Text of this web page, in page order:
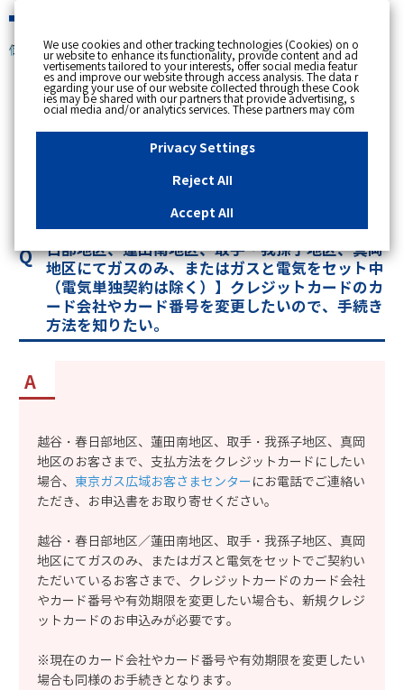
個人のお客さま
[ トップへ戻る ]
カテゴリー表示
更新日時 : 2026/06/29 14:31
【越谷・春日部地区、蓮田南地区、取手・我孫子
地区、真岡地区】支払方法をクレジットカードに
したいので、手続き方法を知りたい。【越谷・春
日部地区、蓮田南地区、取手・我孫子地区、真岡
地区にてガスのみ、またはガスと電気をセット中
（電気単独契約は除く）】クレジットカードのカ
ード会社やカード番号を変更したいので、手続き
方法を知りたい。
越谷・春日部地区、蓮田南地区、取手・我孫子地区、真岡
地区のお客さまで、支払方法をクレジットカードにしたい
場合、 東京ガス広域お客さまセンター にお電話でご連絡い
ただき、お申込書をお取り寄せください。
越谷・春日部地区／蓮田南地区、取手・我孫子地区、真岡
地区にてガスのみ、またはガスと電気をセットでご契約い
ただいているお客さまで、クレジットカードのカード会社
やカード番号や有効期限を変更したい場合も、新規クレジ
ットカードのお申込みが必要です。
※現在のカード会社やカード番号や有効期限を変更したい
場合も同様のお手続きとなります。
We use cookies and other tracking technologies (Cookies) on o
ur website to enhance its functionality, provide content and ad
vertisements tailored to your interests, offer social media featur
es and improve our website through access analysis. The data r
egarding your use of our website collected through these Cook
ies may be shared with our partners that provide advertising, s
ocial media and/or analytics services. These partners may com
bine the data shared by us with other data that you have provi
ded to them or that they have collected from your use of their s
ervices or other websites to analyse and optimise advertisemen
ts delivered to you by businesses other than us on the internet.
essary Cookies, please click "Reject All". If you agree to the use
of all Cookies, please click "Accept All". To select your preferen
u can change your consent or rejection settings at any time by c
"Privacy Settings"button on this banner or through y
our browser's "Settings". For more information regarding the pr
site, please refer to the link below.Cookies DetailsPrivacy Polic
y
Privacy Settings
Reject All
Accept All